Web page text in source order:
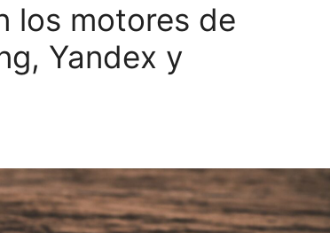
los motores de
Yandex y